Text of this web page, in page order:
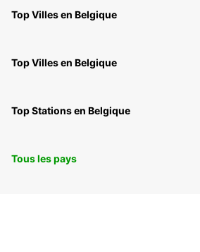
Top Villes en Belgique
Top Villes en Belgique
Top Stations en Belgique
Tous les pays